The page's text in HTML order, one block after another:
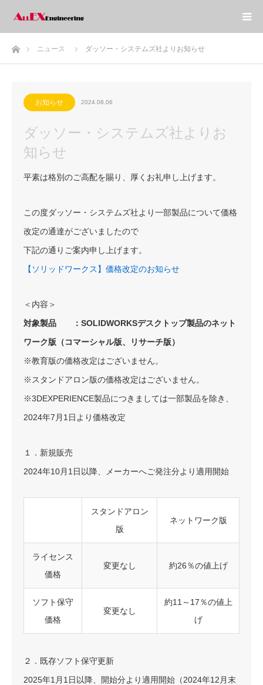
ホームニュース ダッソー・システムズ社よりお知らせ
お知らせ 2024.08.06
ダッソー・システムズ社よりお
知らせ
平素は格別のご高配を賜り、厚くお礼申し上げます。
この度ダッソー・システムズ社より一部製品について価格
改定の通達がございましたので
下記の通りご案内申し上げます。
【ソリッドワークス】価格改定のお知らせ
＜内容＞
対象製品 ：SOLIDWORKSデスクトップ製品のネット
ワーク版（コマーシャル版、リサーチ版）
※教育版の価格改定はございません。
※スタンドアロン版の価格改定はございません。
※3DEXPERIENCE製品につきましては一部製品を除き、
2024年7月1日より価格改定
１．新規販売
2024年10月1日以降、メーカーへご発注分より適用開始
スタンドアロン
版
ネットワーク版
ライセンス
価格
変更なし 約26％の値上げ
ソフト保守
価格
変更なし
約11～17％の値上
げ
２．既存ソフト保守更新
2025年1月1日以降、開始分より適用開始（2024年12月末